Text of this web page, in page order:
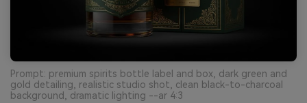
Prompt: premium spirits bottle label and box, dark green and
gold detailing, realistic studio shot, clean black-to-charcoal
background, dramatic lighting --ar 4:3